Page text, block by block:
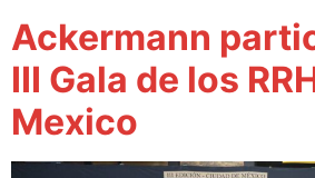
Ackermann
III Gala de los
Mexico